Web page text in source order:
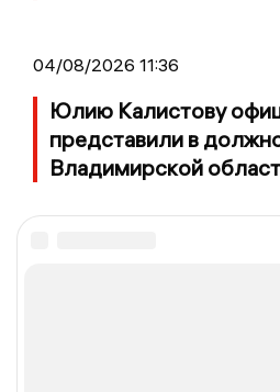
04/08/2026 11:36
Юлию Калистову
представили в
Владимирской